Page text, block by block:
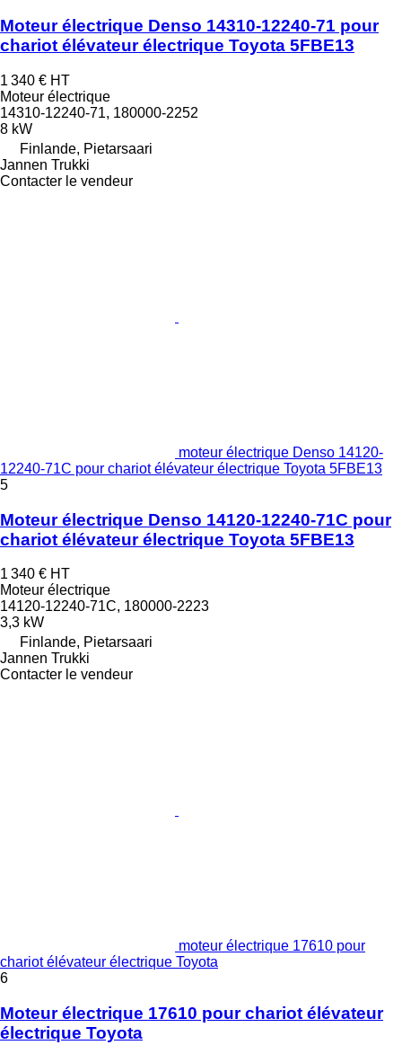
Moteur électrique Denso 14310-12240-71 pour
chariot élévateur électrique Toyota 5FBE13
1 340 € HT
Moteur électrique
14310-12240-71, 180000-2252
8 kW
Finlande, Pietarsaari
Jannen Trukki
Contacter le vendeur
moteur électrique Denso 14120-
12240-71C pour chariot élévateur électrique Toyota 5FBE13
5
Moteur électrique Denso 14120-12240-71C pour
chariot élévateur électrique Toyota 5FBE13
1 340 € HT
Moteur électrique
14120-12240-71C, 180000-2223
3,3 kW
Finlande, Pietarsaari
Jannen Trukki
Contacter le vendeur
moteur électrique 17610 pour
chariot élévateur électrique Toyota
6
Moteur électrique 17610 pour chariot élévateur
électrique Toyota